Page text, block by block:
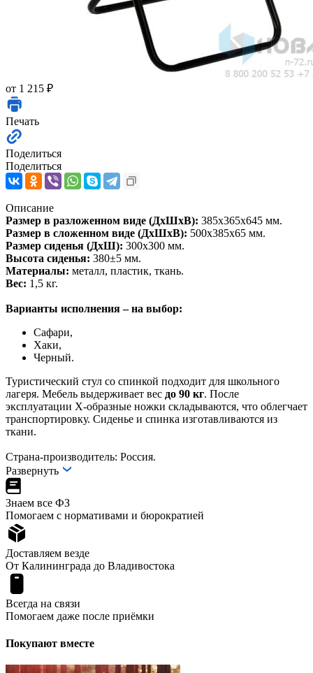
от 1 215 ₽
Печать
Поделиться
Поделиться
Описание
Размер в разложенном виде (ДхШхВ): 385x365x645 мм.
Размер в сложенном виде (ДхШхВ): 500x385x65 мм.
Размер сиденья (ДхШ): 300х300 мм.
Высота сиденья: 380±5 мм.
Материалы: металл, пластик, ткань.
Вес: 1,5 кг.
Варианты исполнения – на выбор:
Сафари,
Хаки,
Черный.
Туристический стул со спинкой подходит для школьного
лагеря. Мебель выдерживает вес до 90 кг. После
эксплуатации Х-образные ножки складываются, что облегчает
транспортировку. Сиденье и спинка изготавливаются из
ткани.
Страна-производитель: Россия.
Развернуть
Знаем все ФЗ
Помогаем с нормативами и бюрократией
Доставляем везде
От Калининграда до Владивостока
Всегда на связи
Помогаем даже после приёмки
Покупают вместе